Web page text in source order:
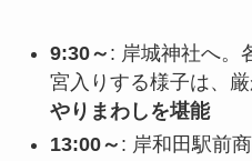
9:30～ : 岸城神社へ。
宮入りする様子は、
やりまわしを堪能
13:00～ : 岸和田駅前